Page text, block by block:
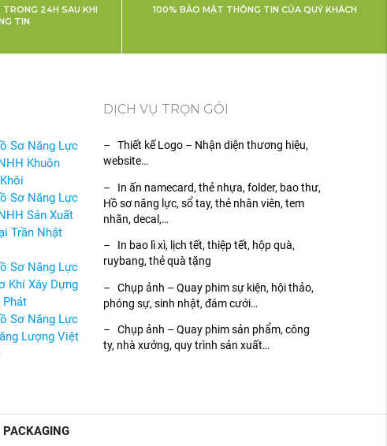
24H SAU KHI
TIN
100% BẢO MẬT THÔNG TIN CỦA QUÝ KHÁCH
Sơ Năng Lực
Khuôn
Sơ Năng Lực
Sản Xuất
Trần Nhật
Sơ Năng Lực
Khí Xây Dựng
Sơ Năng Lực
Lượng Việt
DỊCH VỤ TRỌN GÓI
– Thiết kế Logo – Nhận diện thương hiệu,
website…
– In ấn namecard, thẻ nhựa, folder, bao thư,
Hồ sơ năng lực, sổ tay, thẻ nhân viên, tem
nhãn, decal,…
– In bao lì xì, lịch tết, thiệp tết, hộp quà,
ruybang, thẻ quà tặng
– Chụp ảnh – Quay phim sự kiện, hội thảo,
phóng sự, sinh nhật, đám cưới…
– Chụp ảnh – Quay phim sản phẩm, công
ty, nhà xưởng, quy trình sản xuất…
PACKAGING